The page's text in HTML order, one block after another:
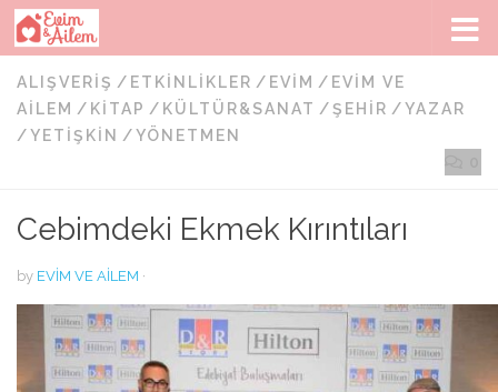
Skip to content
ALIŞVERIŞ / ETKINLIKLER / EVIM / EVIM VE
AILEM / KITAP / KÜLTÜR&SANAT /ŞEHIR /YAZAR
/YETIŞKIN /YÖNETMEN
Cebimdeki Ekmek Kırıntıları
by EVIM VE AILEM ·